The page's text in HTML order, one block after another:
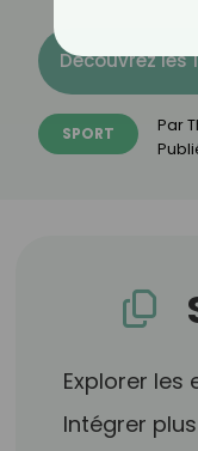
Découvrez les
SPORT Par
Explorer les
Intégrer